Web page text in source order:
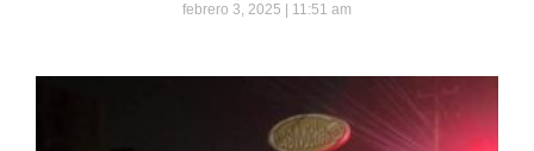
febrero 3, 2025 11:51 am